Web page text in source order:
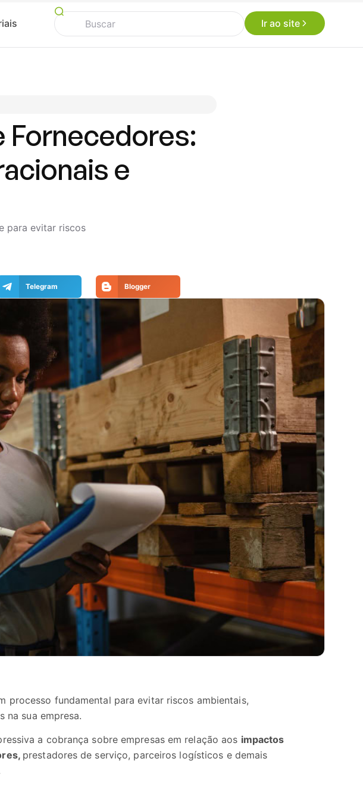
Ir ao site
Fornecedores:
e
para evitar riscos
Telegram Blogger
processo fundamental para evitar riscos ambientais,
na sua empresa.
a cobrança sobre empresas em relação aos impactos
prestadores de serviço, parceiros logísticos e demais